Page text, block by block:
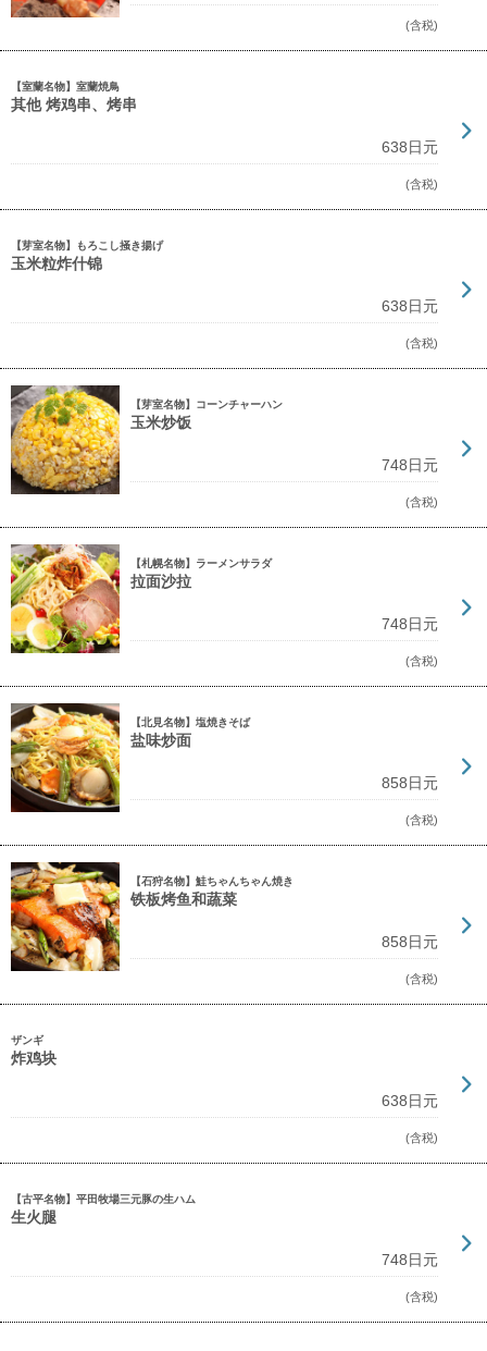
(含税)
【室蘭名物】室蘭焼鳥
其他 烤鸡串、烤串
638日元
(含税)
【芽室名物】もろこし掻き揚げ
玉米粒炸什锦
638日元
(含税)
【芽室名物】コーンチャーハン
玉米炒饭
748日元
(含税)
【札幌名物】ラーメンサラダ
拉面沙拉
748日元
(含税)
【北見名物】塩焼きそば
盐味炒面
858日元
(含税)
【石狩名物】鮭ちゃんちゃん焼き
铁板烤鱼和蔬菜
858日元
(含税)
ザンギ
炸鸡块
638日元
(含税)
【古平名物】平田牧場三元豚の生ハム
生火腿
748日元
(含税)